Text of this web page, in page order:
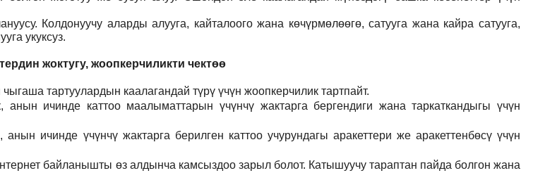
Колдонуучу аларды алууга, кайталоого жана көчүрмөлөөгө, сатууга жана кайра сатууга,
укуксуз.
жоктугу, жоопкерчиликти чектөө
тартуулардын каалагандай түрү үчүн жоопкерчилик тартпайт.
анын ичинде каттоо маалыматтарын үчүнчү жактарга бергендиги жана таркаткандыгы үчүн
ичинде үчүнчү жактарга берилген каттоо учурундагы аракеттери же аракеттенбөсү үчүн
байланышты өз алдынча камсыздоо зарылболот. Катышуучу тараптан пайда болгон жана